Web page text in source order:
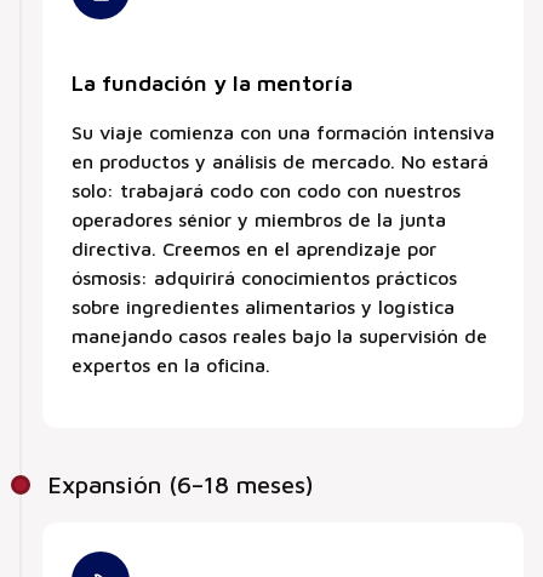
La fundación y la mentoría
Su viaje comienza con una formación intensiva
en productos y análisis de mercado. No estará
solo: trabajará codo con codo con nuestros
operadores sénior y miembros de la junta
directiva. Creemos en el aprendizaje por
ósmosis: adquirirá conocimientos prácticos
sobre ingredientes alimentarios y logística
manejando casos reales bajo la supervisión de
expertos en la oficina.
Expansión (6–18 meses)